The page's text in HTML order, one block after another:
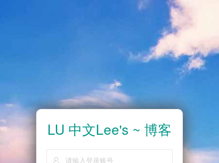
LU 中文Lee's ~ 博客